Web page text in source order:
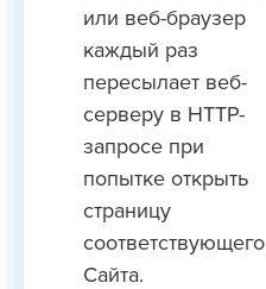
или веб-браузер
каждый раз
пересылает веб-
серверу в HTTP-
запросе при
попытке открыть
страницу
соответствующего
Сайта.